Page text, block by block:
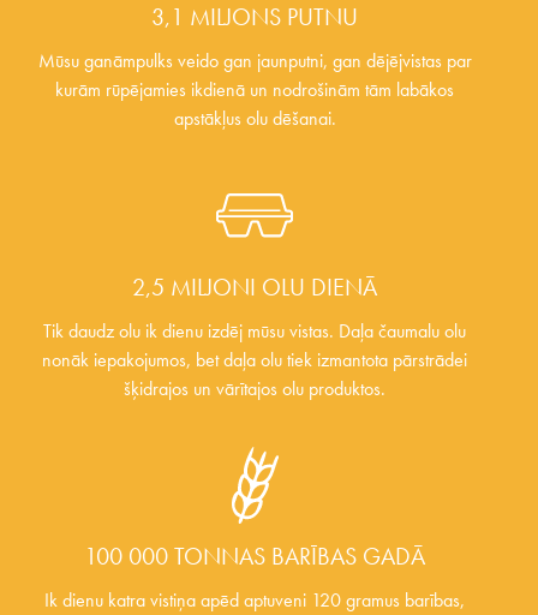
3,1 MILJONS PUTNU
Mūsu ganāmpulks veido gan jaunputni, gan dējējvistas par
kurām rūpējamies ikdienā un nodrošinām tām labākos
apstākļus olu dēšanai.
2,5 MILJONI OLU DIENĀ
Tik daudz olu ik dienu izdēj mūsu vistas. Daļa čaumalu olu
nonāk iepakojumos, bet daļa olu tiek izmantota pārstrādei
šķidrajos un vārītajos olu produktos.
100 000 TONNAS BARĪBAS GADĀ
Ik dienu katra vistiņa apēd aptuveni 120 gramus barības,